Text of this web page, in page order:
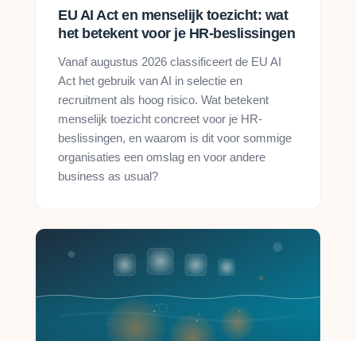
EU AI Act en menselijk toezicht: wat
het betekent voor je HR-beslissingen
Vanaf augustus 2026 classificeert de EU AI
Act het gebruik van AI in selectie en
recruitment als hoog risico. Wat betekent
menselijk toezicht concreet voor je HR-
beslissingen, en waarom is dit voor sommige
organisaties een omslag en voor andere
business as usual?